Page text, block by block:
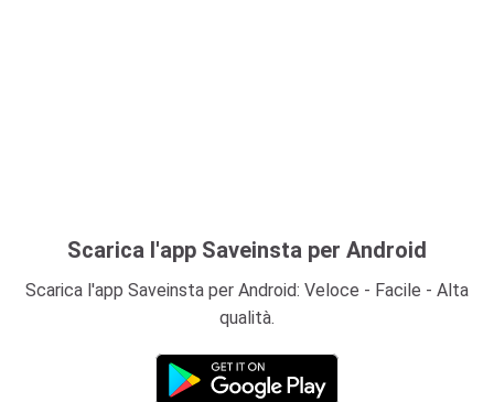
Scarica l'app Saveinsta per Android
Scarica l'app Saveinsta per Android: Veloce - Facile - Alta
qualità.